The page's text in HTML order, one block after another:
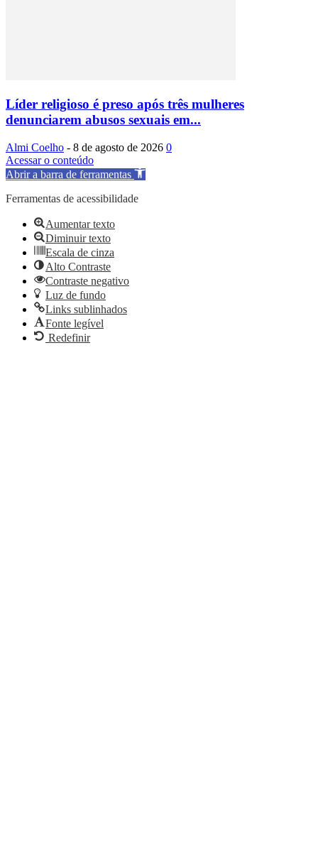
Líder religioso é preso após três mulheres
denunciarem abusos sexuais em...
Almi Coelho - 8 de agosto de 2026 0
Acessar o conteúdo
Abrir a barra de ferramentas
Ferramentas de acessibilidade
Aumentar texto
Diminuir texto
Escala de cinza
Alto Contraste
Contraste negativo
Luz de fundo
Links sublinhados
Fonte legível
Redefinir